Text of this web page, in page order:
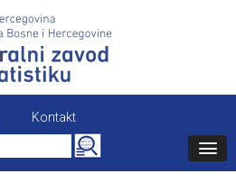
Kontakt
Search
for: